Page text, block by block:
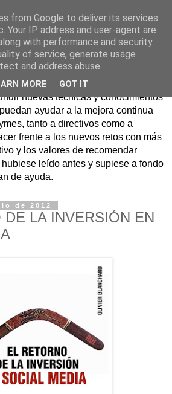
- Nuevo
ayudar mediante la lectura de libros
nuevas técnicas y conocimientos
ayudar a la mejora continua
tanto a directivos como a
frente a los nuevos retos con más
y los valores de recomendar
leído antes y supiese a fondo
de ayuda.
de 2012
DE LA INVERSIÓN EN
from Google to deliver its services
Your IP address and user-agent are
with performance and security
of service, generate usage
and address abuse.
MORE GOT IT